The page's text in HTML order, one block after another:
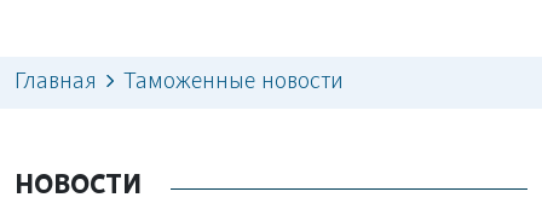
Главная Таможенные новости
НОВОСТИ